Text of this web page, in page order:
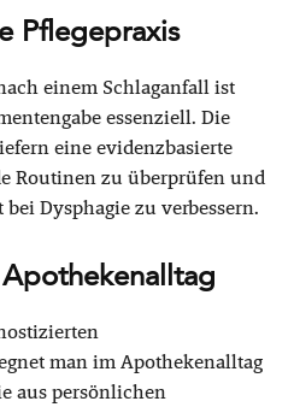
Pflegepraxis
einem Schlaganfall ist
essenziell. Die
eine evidenzbasierte
Routinen zu überprüfen und
Dysphagie zu verbessern.
man im Apothekenalltag
aus persönlichen